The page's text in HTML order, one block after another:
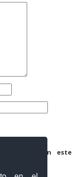
y web en este